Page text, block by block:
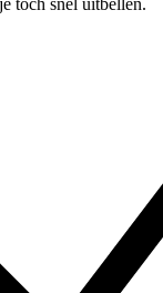
toch snel uitbellen.